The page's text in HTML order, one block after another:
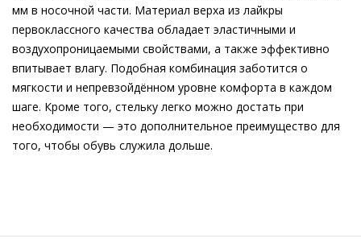
мм в носочной части. Материал верха из лайкры
первоклассного качества обладает эластичными и
воздухопроницаемыми свойствами, а также эффективно
впитывает влагу. Подобная комбинация заботится о
мягкости и непревзойдённом уровне комфорта в каждом
шаге. Кроме того, стельку легко можно достать при
необходимости — это дополнительное преимущество для
того, чтобы обувь служила дольше.